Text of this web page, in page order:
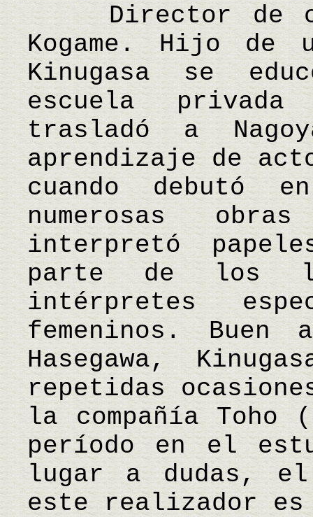
Director de
Kogame. Hijo de
Kinugasa se
escuela privada
trasladó a
aprendizaje de
cuando debutó
numerosas
interpretó
parte de los
intérpretes
femeninos. Buen
Hasegawa,
repetidas
la compañía Toho
período en el
lugar a dudas, el
este realizador